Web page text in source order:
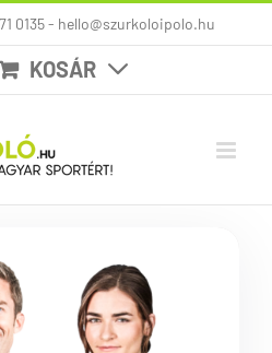
0135 - hello@szurkoloipolo.hu
KOSÁR